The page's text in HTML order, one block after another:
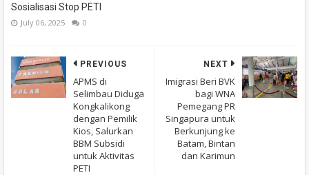
Sosialisasi Stop PETI
July 06, 2025 0
NEXT
Imigrasi Beri BVK
bagi WNA
Pemegang PR
Singapura untuk
Berkunjung ke
Batam, Bintan
dan Karimun
PREVIOUS
APMS di
Selimbau Diduga
Kongkalikong
dengan Pemilik
Kios, Salurkan
BBM Subsidi
untuk Aktivitas
PETI